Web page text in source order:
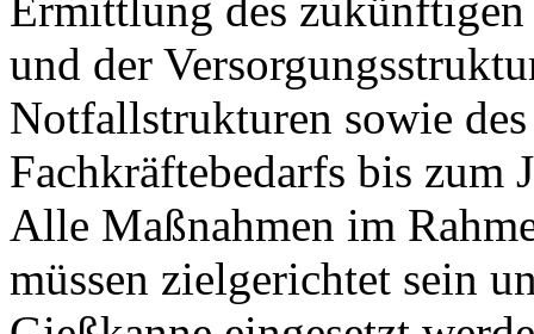
und der
Notfallstrukturen sowie
Fachkräftebedarfs bis zum
Alle Maßnahmen im
müssen zielgerichtet sein